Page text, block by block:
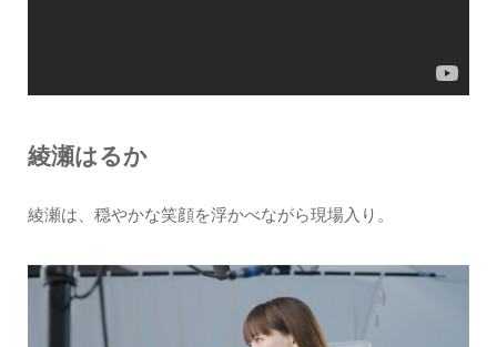
綾瀬はるか
綾瀬は、穏やかな笑顔を浮かべながら現場入り。